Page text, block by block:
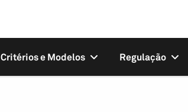
Critérios e Modelos Regulação